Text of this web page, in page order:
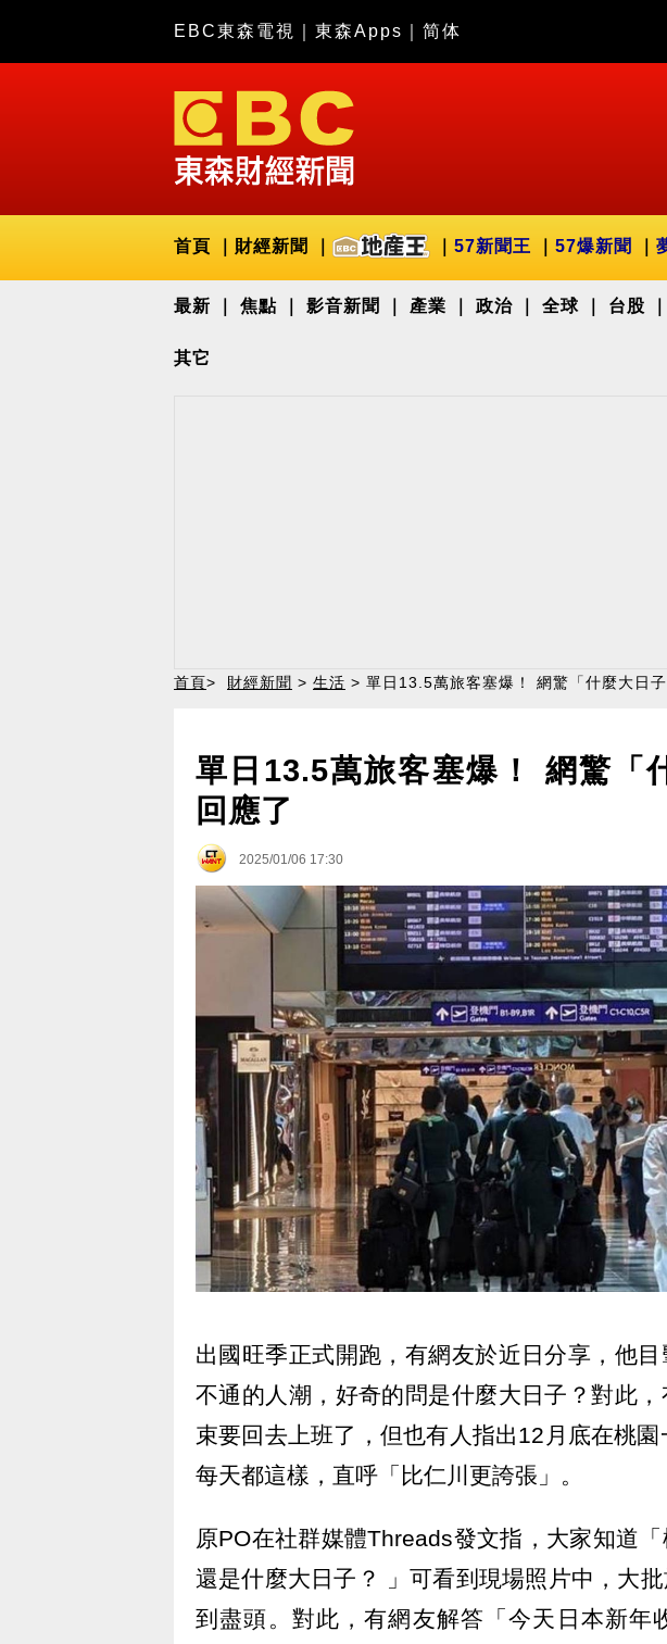
EBC東森電視 東森Apps 简体
首頁 財經新聞 57新聞王 57爆新聞
最新 焦點 影音新聞 產業 政治 全球 台股
其它
首頁> 財經新聞 > 生活 > 單日13.5萬旅客塞爆！ 網驚「什麼大日
單日13.5萬旅客塞爆！ 網驚「
回應了
2025/01/06 17:30
出國旺季正式開跑，有網友於近日分享，他
不通的人潮，好奇的問是什麼大日子？對此
束要回去上班了，但也有人指出12月底在桃
每天都這樣，直呼「比仁川更誇張」。
原PO在社群媒體Threads發文指，大家知道
還是什麼大日子？ 」可看到現場照片中，大
到盡頭。對此，有網友解答「今天日本新年